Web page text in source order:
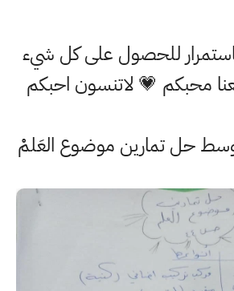
باستمرار للحصول على كل شيء
محبكم 💗 لاتنسون احبكم
حل تمارين موضوع العَلمْ